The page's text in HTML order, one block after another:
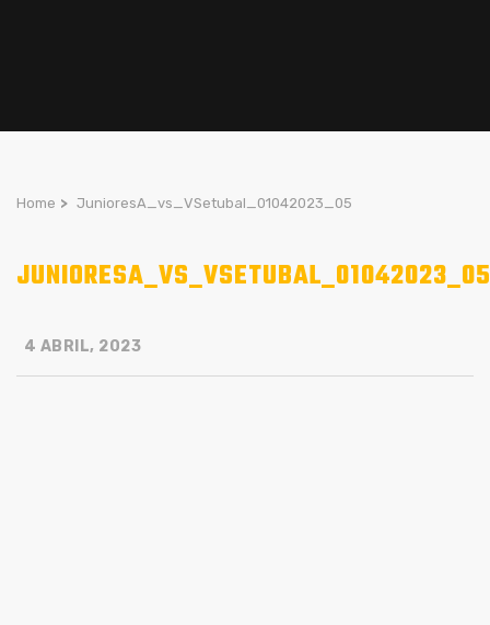
Home > JunioresA_vs_VSetubal_01042023_05
JUNIORESA_VS_VSETUBAL_01042023_05
4 ABRIL, 2023